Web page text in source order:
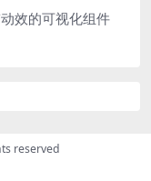
效的可视化组件
reserved